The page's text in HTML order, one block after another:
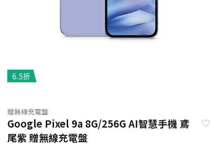
6.5折
贈無線充電盤
Google Pixel 9a 8G/256G AI智慧手機 鳶
尾紫 贈無線充電盤